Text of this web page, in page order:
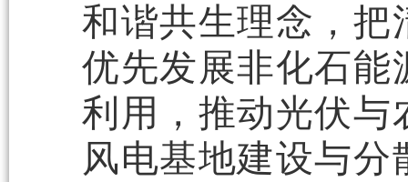
和谐共生理念，把
优先发展非化石能
利用，推动光伏与
风电基地建设与